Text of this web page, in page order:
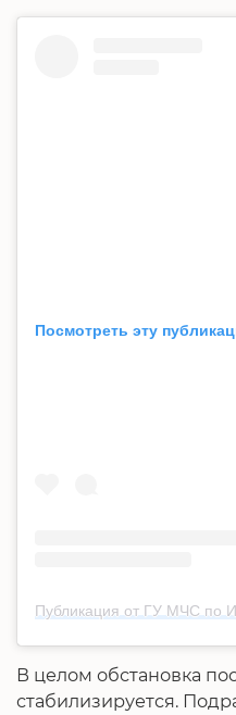
Посмотреть эту
В целом обстановка
стабилизируется.